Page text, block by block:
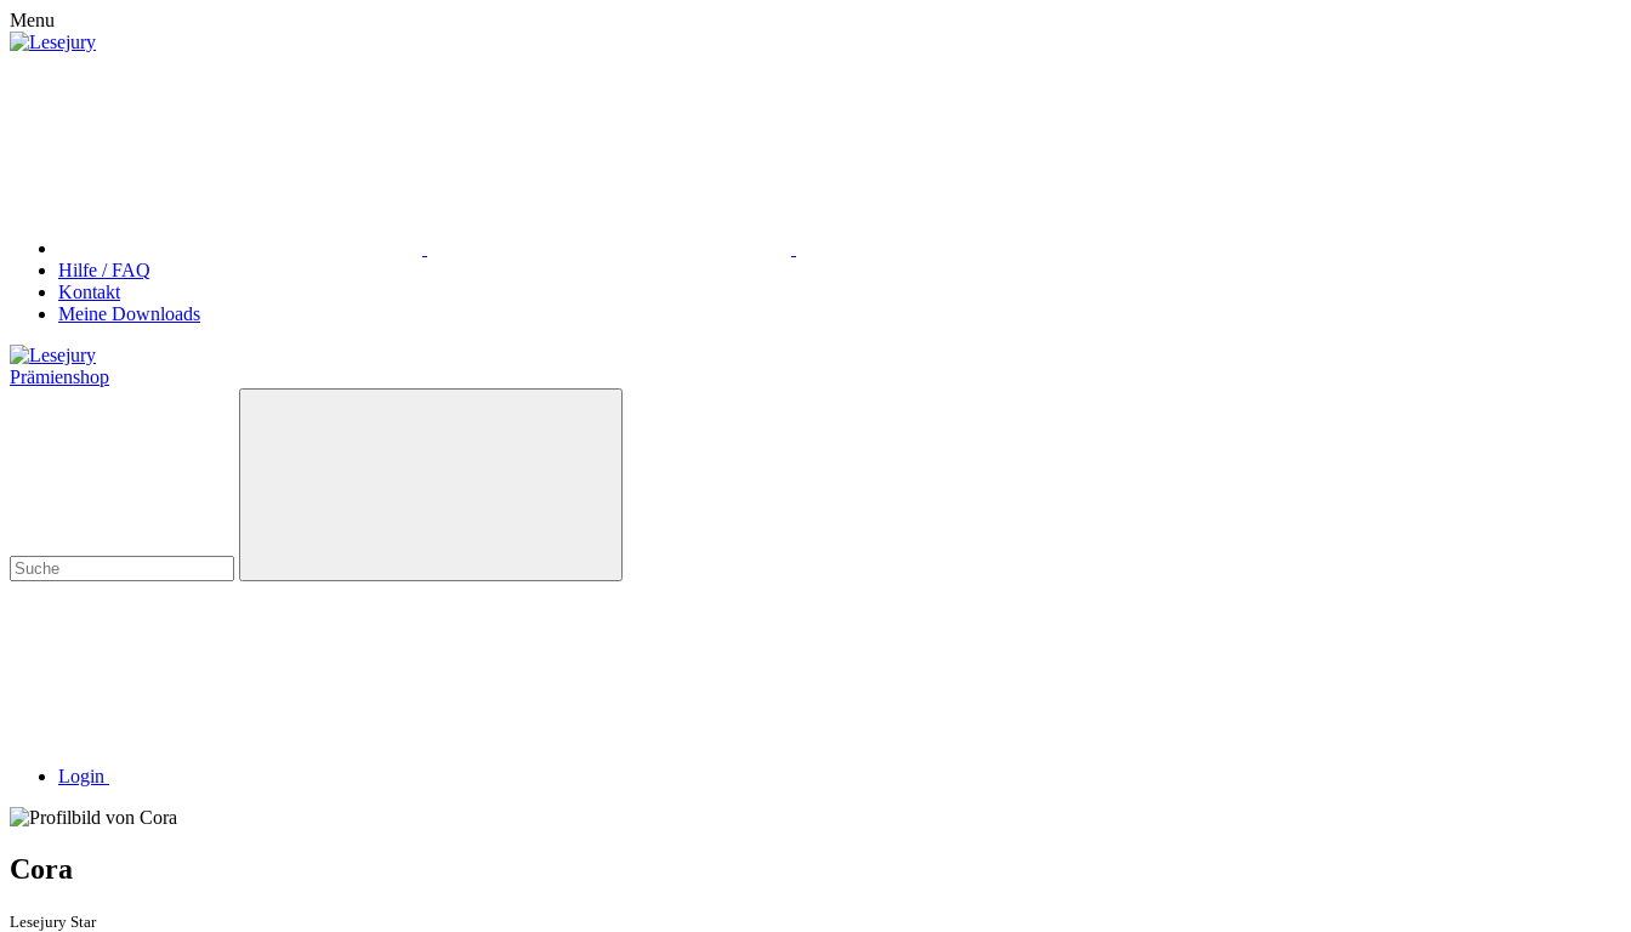
Menu
Hilfe / FAQ
Kontakt
Meine Downloads
Prämienshop
Login
Cora
Lesejury Star